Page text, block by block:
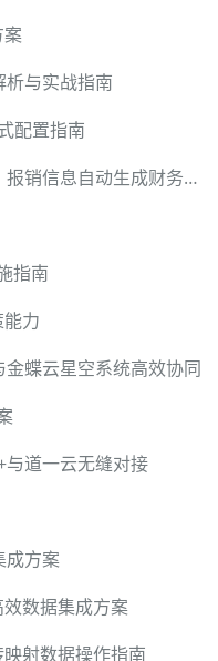
案
析与实战指南
配置指南
道一云与畅捷通T+系统对接方案：报销信息自动生成财务凭证
指南
力
蝶云星空系统高效协同
道一云无缝对接
成方案
数据集成方案
射数据操作指南